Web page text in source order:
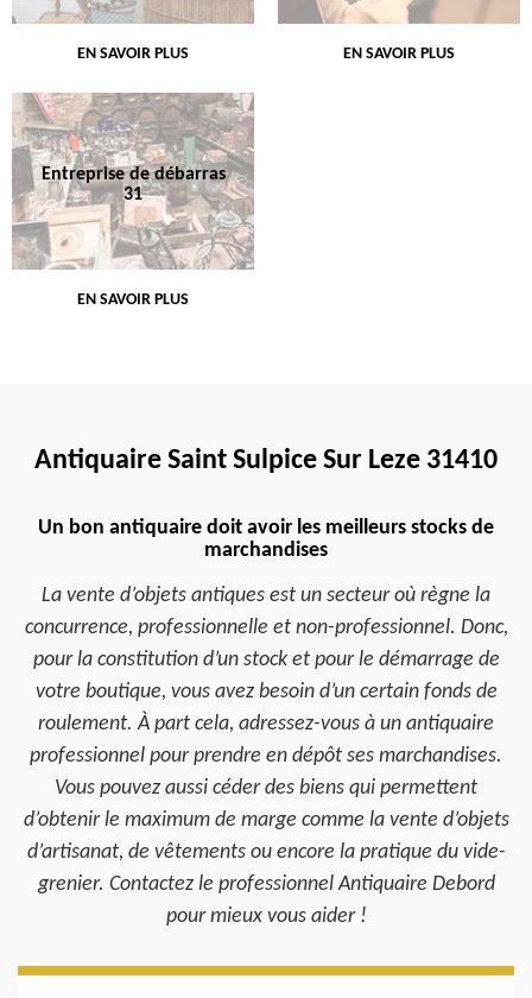
EN SAVOIR PLUS EN SAVOIR PLUS
Entreprise de débarras
31
EN SAVOIR PLUS
Antiquaire Saint Sulpice Sur Leze 31410
Un bon antiquaire doit avoir les meilleurs stocks de
marchandises
La vente d’objets antiques est un secteur où règne la
concurrence, professionnelle et non-professionnel. Donc,
pour la constitution d’un stock et pour le démarrage de
votre boutique, vous avez besoin d’un certain fonds de
roulement. À part cela, adressez-vous à un antiquaire
professionnel pour prendre en dépôt ses marchandises.
Vous pouvez aussi céder des biens qui permettent
d’obtenir le maximum de marge comme la vente d’objets
d’artisanat, de vêtements ou encore la pratique du vide-
grenier. Contactez le professionnel Antiquaire Debord
pour mieux vous aider !